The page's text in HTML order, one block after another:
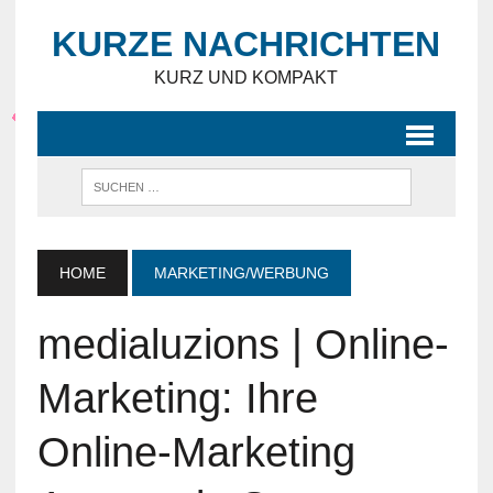
KURZE NACHRICHTEN
KURZ UND KOMPAKT
HOME MARKETING/WERBUNG
medialuzions | Online-
Marketing: Ihre
Online-Marketing